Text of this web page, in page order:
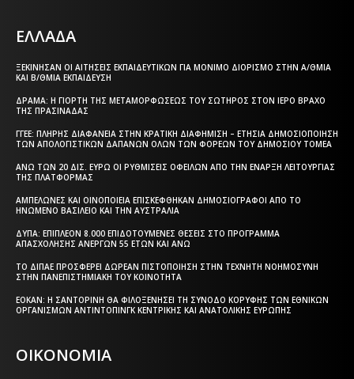
ΕΛΛΑΔΑ
ΞΕΚΊΝΗΣΑΝ ΟΙ ΑΙΤΉΣΕΙΣ ΕΚΠΑΙΔΕΥΤΙΚΏΝ ΓΙΑ ΜΌΝΙΜΟ ΔΙΟΡΙΣΜΌ ΣΤΗΝ Α/ΘΜΙΑ
ΚΑΙ Β/ΘΜΙΑ ΕΚΠΑΊΔΕΥΣΗ
ΔΡΆΜΑ: Η ΓΙΟΡΤΉ ΤΗΣ ΜΕΤΑΜΟΡΦΏΣΕΩΣ ΤΟΥ ΣΩΤΉΡΟΣ ΣΤΟΝ ΙΕΡΌ ΒΡΆΧΟ
ΤΗΣ ΠΡΑΣΙΝΆΔΑΣ
ΓΓΕΕ: ΠΛΉΡΗΣ ΔΙΑΦΆΝΕΙΑ ΣΤΗΝ ΚΡΑΤΙΚΉ ΔΙΑΦΉΜΙΣΗ – EΤΉΣΙΑ ΔΗΜΟΣΙΟΠΟΊΗΣΗ
ΤΩΝ ΑΠΟΛΟΓΙΣΤΙΚΏΝ ΔΑΠΑΝΏΝ ΌΛΩΝ ΤΩΝ ΦΟΡΈΩΝ ΤΟΥ ΔΗΜΟΣΊΟΥ ΤΟΜΈΑ
ΆΝΩ ΤΩΝ 20 ΔΙΣ. ΕΥΡΏ ΟΙ ΡΥΘΜΊΣΕΙΣ ΟΦΕΙΛΏΝ ΑΠΌ ΤΗΝ ΈΝΑΡΞΗ ΛΕΙΤΟΥΡΓΊΑΣ
ΤΗΣ ΠΛΑΤΦΌΡΜΑΣ
ΑΜΠΕΛΏΝΕΣ ΚΑΙ ΟΙΝΟΠΟΙΕΊΑ ΕΠΙΣΚΈΦΘΗΚΑΝ ΔΗΜΟΣΙΟΓΡΆΦΟΙ ΑΠΌ ΤΟ
ΗΝΩΜΈΝΟ ΒΑΣΊΛΕΙΟ ΚΑΙ ΤΗΝ ΑΥΣΤΡΑΛΊΑ
ΔΥΠΑ: ΕΠΙΠΛΈΟΝ 8.000 ΕΠΙΔΟΤΟΎΜΕΝΕΣ ΘΈΣΕΙΣ ΣΤΟ ΠΡΌΓΡΑΜΜΑ
ΑΠΑΣΧΌΛΗΣΗΣ ΑΝΈΡΓΩΝ 55 ΕΤΏΝ ΚΑΙ ΆΝΩ
ΤΟ ΔΙΠΑΕ ΠΡΟΣΦΈΡΕΙ ΔΩΡΕΆΝ ΠΙΣΤΟΠΟΊΗΣΗ ΣΤΗΝ ΤΕΧΝΗΤΉ ΝΟΗΜΟΣΎΝΗ
ΣΤΗΝ ΠΑΝΕΠΙΣΤΗΜΙΑΚΉ ΤΟΥ ΚΟΙΝΌΤΗΤΑ
ΕΟΚΑΝ: Η ΣΑΝΤΟΡΊΝΗ ΘΑ ΦΙΛΟΞΕΝΉΣΕΙ ΤΗ ΣΎΝΟΔΟ ΚΟΡΥΦΉΣ ΤΩΝ ΕΘΝΙΚΏΝ
ΟΡΓΑΝΙΣΜΏΝ ΑΝΤΙΝΤΌΠΙΝΓΚ ΚΕΝΤΡΙΚΉΣ ΚΑΙ ΑΝΑΤΟΛΙΚΉΣ ΕΥΡΏΠΗΣ
ΟΙΚΟΝΟΜΙΑ